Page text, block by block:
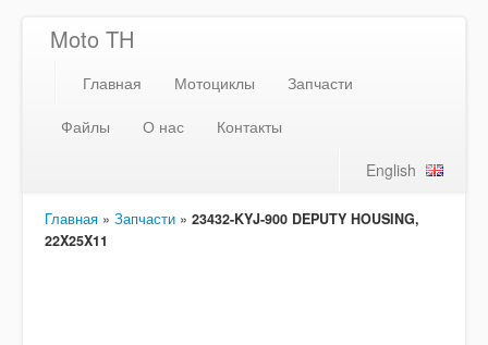
Moto TH
Главная Мотоциклы
Запчасти
Файлы
О нас
Контакты
English
Главная » Запчасти » 23432-KYJ-900 DEPUTY HOUSING,
22X25X11